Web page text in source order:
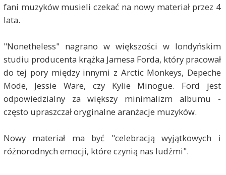
fani muzyków musieli czekać na nowy materiał przez 4
lata.
"Nonetheless" nagrano w większości w londyńskim
studiu producenta krążka Jamesa Forda, który pracował
do tej pory między innymi z Arctic Monkeys, Depeche
Mode, Jessie Ware, czy Kylie Minogue. Ford jest
odpowiedzialny za większy minimalizm albumu -
często upraszczał oryginalne aranżacje muzyków.
Nowy materiał ma być "celebracją wyjątkowych i
różnorodnych emocji, które czynią nas ludźmi".